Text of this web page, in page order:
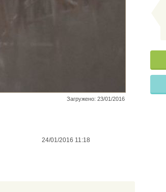
Загружено: 23/01/2016
24/01/2016 11:18